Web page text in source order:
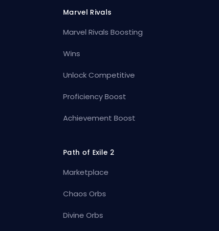
Marvel Rivals
Marvel Rivals Boosting
Wins
Unlock Competitive
Proficiency Boost
Achievement Boost
Path of Exile 2
Marketplace
Chaos Orbs
Divine Orbs